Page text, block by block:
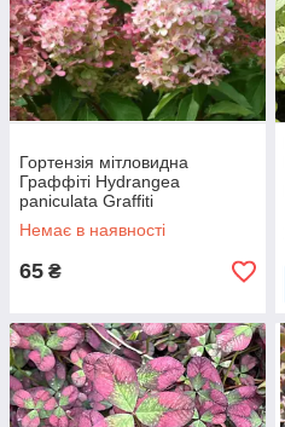
Гортензія мітловидна
Граффіті Hydrangea
paniculata Graffiti
Немає в наявності
65 ₴